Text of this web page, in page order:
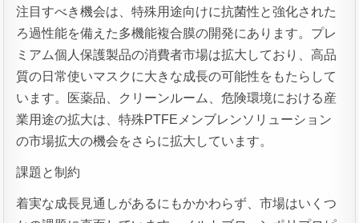
注目すべき機会は、特殊用途向けに抗菌性と強化された
ろ過性能を備えた多機能複合膜の開発にあります。プレ
ミアム個人保護製品の消費者市場は拡大しており、高品
質の日常使いマスクに大きな成長の可能性をもたらして
います。医薬品、クリーンルーム、危険環境における産
業用途の拡大は、特殊PTFEメンブレンソリューション
の市場拡大の機会をさらに拡大しています。
課題と制約
着実な成長見通しがあるにもかかわらず、市場はいくつ